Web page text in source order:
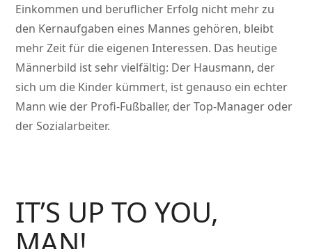
Einkommen und beruflicher Erfolg nicht mehr zu
den Kernaufgaben eines Mannes gehören, bleibt
mehr Zeit für die eigenen Interessen. Das heutige
Männerbild ist sehr vielfältig: Der Hausmann, der
sich um die Kinder kümmert, ist genauso ein echter
Mann wie der Profi-Fußballer, der Top-Manager oder
der Sozialarbeiter.
IT’S UP TO YOU,